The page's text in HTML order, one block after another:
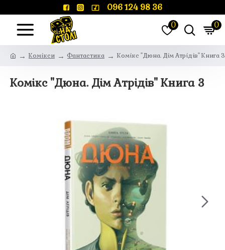
096 124 98 36
0 0
Комікси Фантастика Комікс "Дюна. Дім Атрідів" Книга 3
Комікс "Дюна. Дім Атрідів" Книга 3